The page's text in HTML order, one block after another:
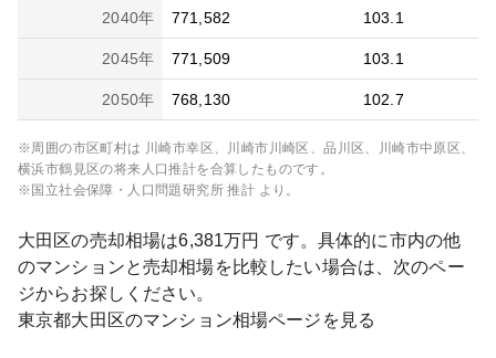
2040年 771,582 103.1
2045年 771,509 103.1
2050年 768,130 102.7
※周囲の市区町村は 川崎市幸区、川崎市川崎区、品川区、川崎市中原区、
横浜市鶴見区の将来人口推計を合算したものです。
※国立社会保障・人口問題研究所 推計 より。
大田区の売却相場は6,381万円 です。具体的に市内の他
のマンションと売却相場を比較したい場合は、次のペー
ジからお探しください。
東京都大田区のマンション相場ページを見る